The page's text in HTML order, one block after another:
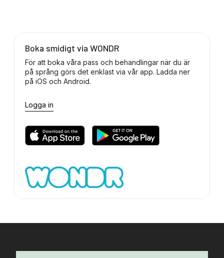
Boka smidigt via WONDR
För att boka våra pass och behandlingar när du är
på språng görs det enklast via vår app. Ladda ner
på iOS och Android.
Logga in